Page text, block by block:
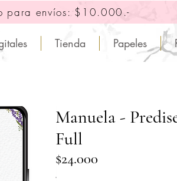
para envíos: $10.000.-
Tienda Papeles
Manuela -
Full
$24.000